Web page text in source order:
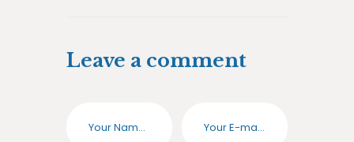
Leave a comment